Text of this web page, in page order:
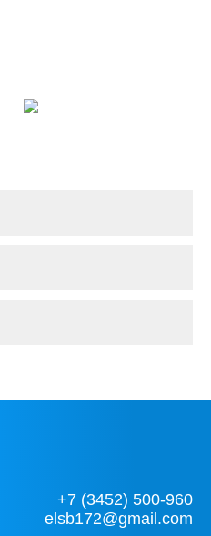
+7 (3452) 500-960
elsb172@gmail.com